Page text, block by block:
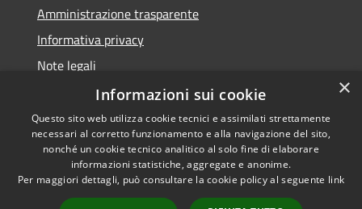
Amministrazione trasparente
Informativa privacy
Note legali
Dichiarazione di accessibilità
RSS
Accessibilità
Copyright © 2026 • Comune di
Alcamo • Powered by
×
Informazioni sui cookie
Questo sito web utilizza cookie tecnici e assimilati strettamente
necessari al corretto funzionamento e alla navigazione del sito,
nonché un cookie tecnico analitico al solo fine di elaborare
informazioni statistiche, aggregate e anonime.
Per maggiori dettagli, può consultare la cookie policy al seguente link